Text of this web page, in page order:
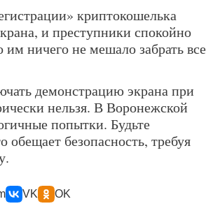
криптокошелька
и преступники спокойно
ничего не мешало забрать все
демонстрацию экрана при
нельзя. В Воронежской
попытки. Будьте
безопасность, требуя
VK OK